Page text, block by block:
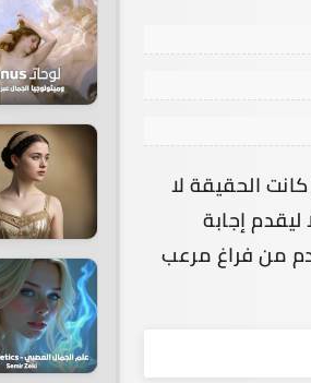
الحقيقة لا
إجابة
من فراغ مرعب